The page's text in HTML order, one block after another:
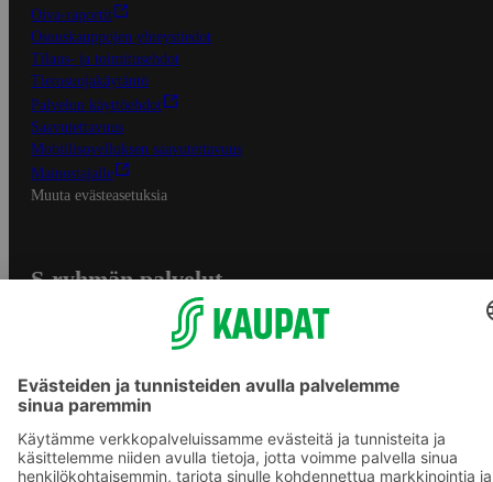
Oiva-raportit
Osuuskauppojen yhteystiedot
Tilaus- ja toimitusehdot
Tietosuojakäytäntö
Palvelun käyttöehdot
Saavutettavuus
Mobiilisovelluksen saavutettavuus
Mainostajalle
Muuta evästeasetuksia
S-ryhmän palvelut
Yhteishyvä Ruoka -sovellus
S-ostoslista -sovellus
Prisma.fi
Sokos.fi